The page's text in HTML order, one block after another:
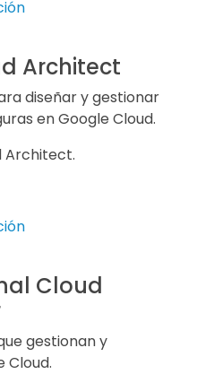
Architect
diseñar y gestionar
en Google Cloud.
Architect.
Cloud
gestionan y
Cloud.